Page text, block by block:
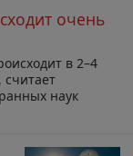
очень
в 2–4
наук